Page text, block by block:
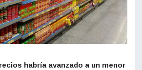
habría avanzado a un menor